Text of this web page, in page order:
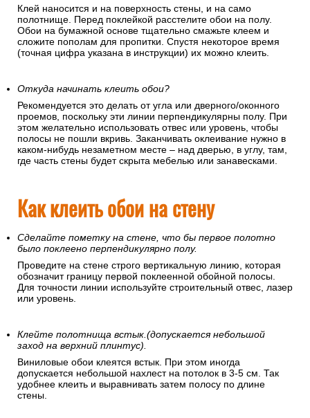
Клей наносится и на поверхность стены, и на само
полотнище. Перед поклейкой расстелите обои на полу.
Обои на бумажной основе тщательно смажьте клеем и
сложите пополам для пропитки. Спустя некоторое время
(точная цифра указана в инструкции) их можно клеить.
Откуда начинать клеить обои?
Рекомендуется это делать от угла или дверного/оконного
проемов, поскольку эти линии перпендикулярны полу. При
этом желательно использовать отвес или уровень, чтобы
полосы не пошли вкривь. Заканчивать оклеивание нужно в
каком-нибудь незаметном месте – над дверью, в углу, там,
где часть стены будет скрыта мебелью или занавесками.
Как клеить обои на стену
Сделайте пометку на стене, что бы первое полотно
было поклеено перпендикулярно полу.
Проведите на стене строго вертикальную линию, которая
обозначит границу первой поклеенной обойной полосы.
Для точности линии используйте строительный отвес, лазер
или уровень.
Клейте полотнища встык.(допускается небольшой
заход на верхний плинтус).
Виниловые обои клеятся встык. При этом иногда
допускается небольшой нахлест на потолок в 3-5 см. Так
удобнее клеить и выравнивать затем полосу по длине
стены.